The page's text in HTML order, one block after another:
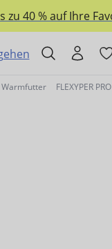
zu 40 % auf Ihre
Warmfutter FLEXYPER PRO